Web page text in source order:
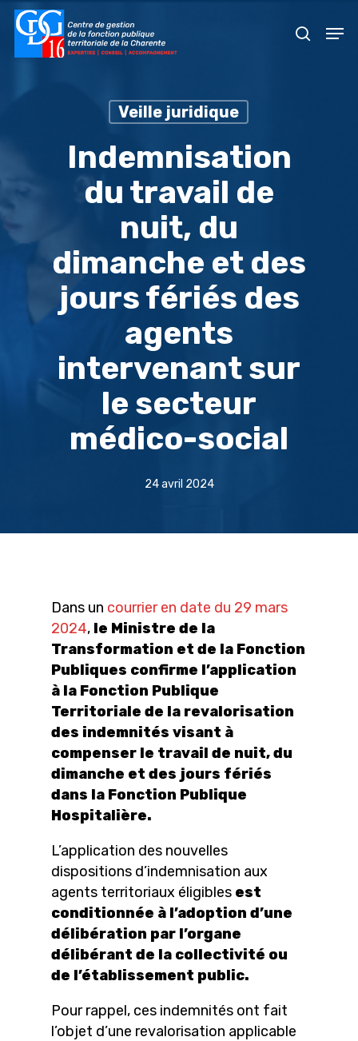
Skip
Veille juridique
Indemnisation
du travail de
nuit, du
dimanche et des
jours fériés des
agents
intervenant sur
le secteur
médico-social
24 avril 2024
Dans un courrier en date du 29 mars
2024, le Ministre de la
Transformation et de la Fonction
Publiques confirme l’application
à la Fonction Publique
Territoriale de la revalorisation
des indemnités visant à
compenser le travail de nuit, du
dimanche et des jours fériés
dans la Fonction Publique
Hospitalière.
L’application des nouvelles
dispositions d’indemnisation aux
agents territoriaux éligibles est
conditionnée à l’adoption d’une
délibération par l’organe
délibérant de la collectivité ou
de l’établissement public.
Pour rappel, ces indemnités ont fait
l’objet d’une revalorisation applicable